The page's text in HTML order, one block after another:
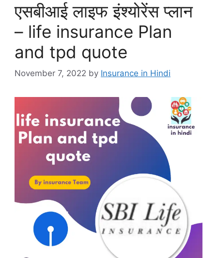
एसबीआई लाइफ इंश्योरेंस प्लान
– life insurance Plan
and tpd quote
November 7, 2022 by Insurance in Hindi